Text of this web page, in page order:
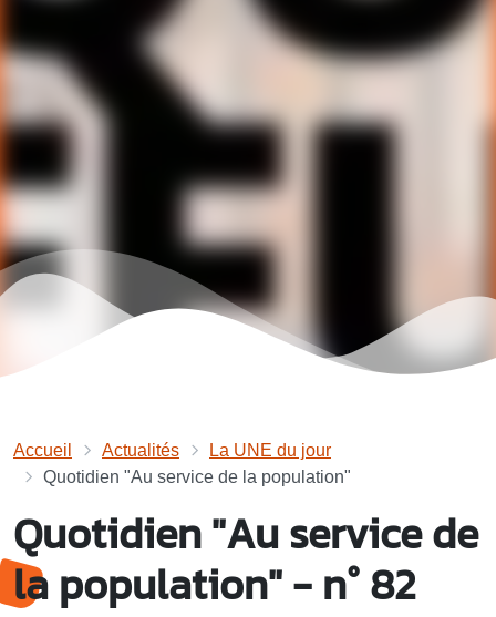
Accueil Actualités
La UNE du jour
Quotidien "Au service de la population"
Quotidien "Au service de
la population" - n° 82